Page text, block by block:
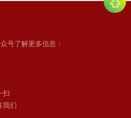
号了解更多信息：
扫
我们